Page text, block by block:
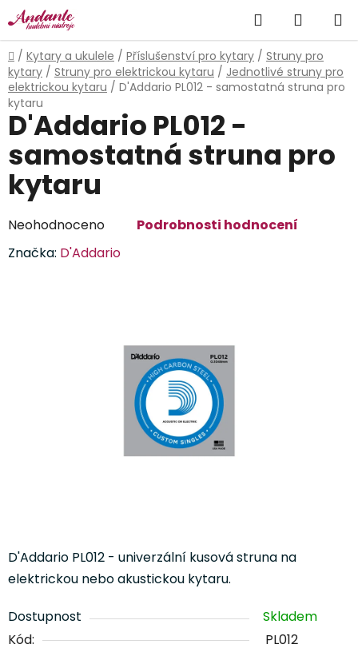
Přejít
na
obsah
Hledat
KOŠÍK
Domů
/ Kytary a ukulele / Příslušenství pro kytary / Struny pro
kytary / Struny pro elektrickou kytaru / Jednotlivé struny pro
elektrickou kytaru / D'Addario PL012 - samostatná struna pro
kytaru
D'Addario PL012 - univerzální kusová struna na
elektrickou nebo akustickou kytaru.
Dostupnost
Skladem
Kód:
PL012
D'Addario PL012 -
samostatná struna pro
kytaru
Průměrné
produktu
Neohodnoceno
Podrobnosti hodnocení
Značka: D'Addario